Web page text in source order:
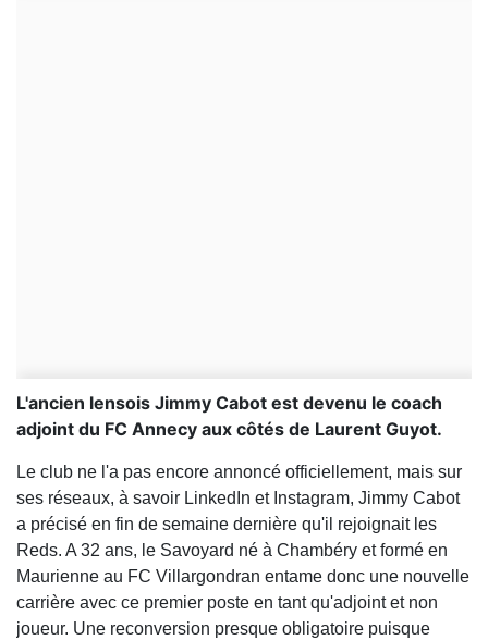
L'ancien lensois Jimmy Cabot est devenu le coach
adjoint du FC Annecy aux côtés de Laurent Guyot.
Le club ne l'a pas encore annoncé officiellement, mais sur
ses réseaux, à savoir LinkedIn et Instagram, Jimmy Cabot
a précisé en fin de semaine dernière qu'il rejoignait les
Reds. A 32 ans, le Savoyard né à Chambéry et formé en
Maurienne au FC Villargondran entame donc une nouvelle
carrière avec ce premier poste en tant qu'adjoint et non
joueur. Une reconversion presque obligatoire puisque